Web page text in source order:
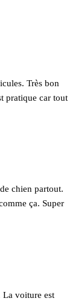
Très bon
pratique car tout
chien partout.
ça. Super
La voiture est